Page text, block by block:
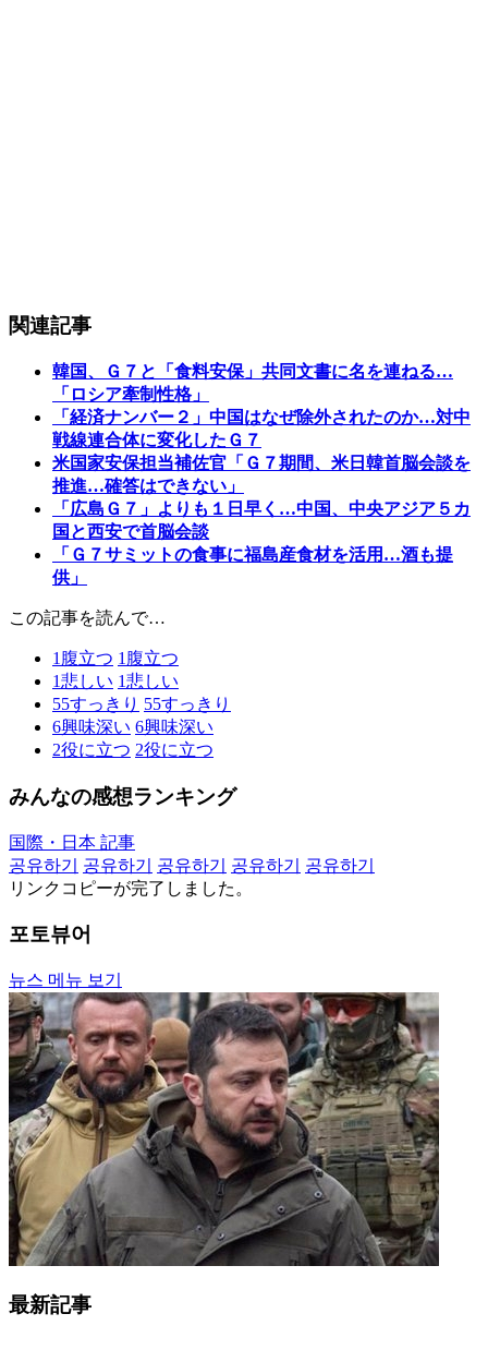
関連記事
韓国、Ｇ７と「食料安保」共同文書に名を連ねる…
「ロシア牽制性格」
「経済ナンバー２」中国はなぜ除外されたのか…対中
戦線連合体に変化したＧ７
米国家安保担当補佐官「Ｇ７期間、米日韓首脳会談を
推進…確答はできない」
「広島Ｇ７」よりも１日早く…中国、中央アジア５カ
国と西安で首脳会談
「Ｇ７サミットの食事に福島産食材を活用…酒も提
供」
この記事を読んで…
1 腹立つ 1 腹立つ
1悲しい 1悲しい
55すっきり 55すっきり
6興味深い 6興味深い
2役に立つ 2役に立つ
みんなの感想ランキング
国際・日本 記事
공유하기
공유하기 공유하기 공유하기
공유하기
リンクコピーが完了しました。
포토뷰어
뉴스 메뉴 보기
最新記事